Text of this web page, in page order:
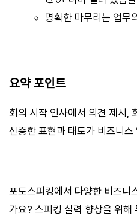
명확한 마무리는 업무
요약 포인트
회의 시작 인사에서 의견 제시,
신중한 표현과 태도가 비즈니스
포도스피킹에서 다양한 비즈니
가요? 스피킹 실력 향상을 위해